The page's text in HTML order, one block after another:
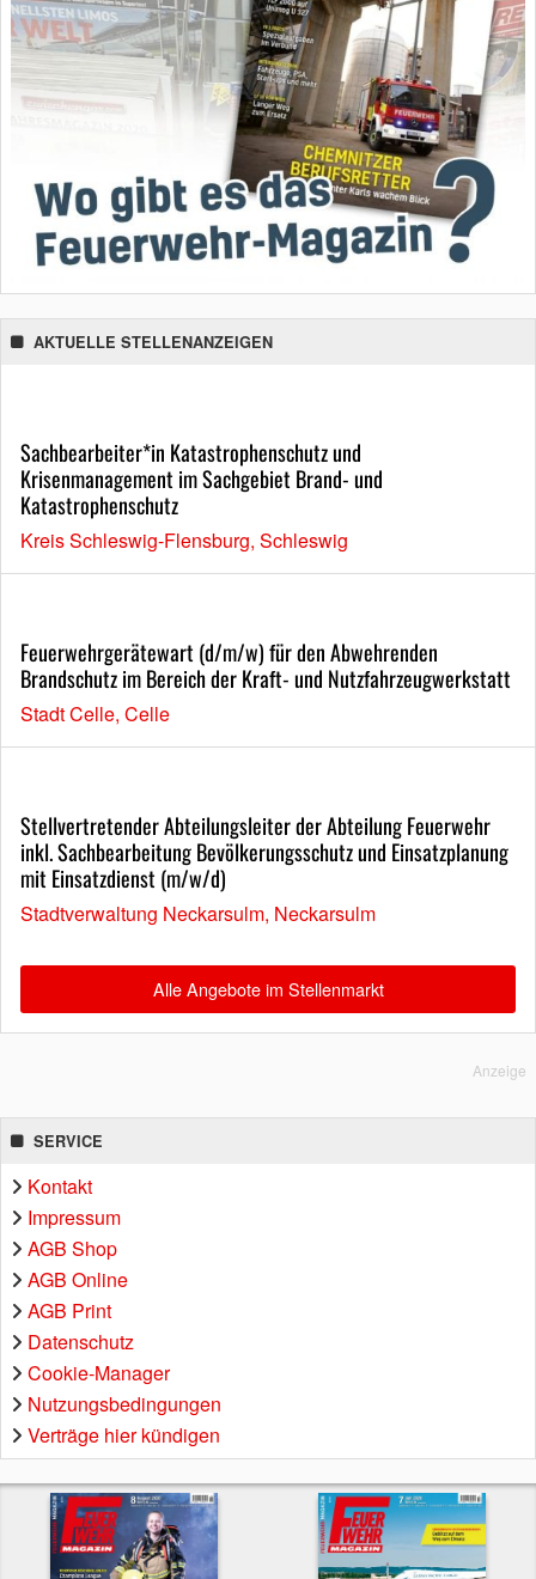
AKTUELLE STELLENANZEIGEN
Sachbearbeiter*in Katastrophenschutz und
Krisenmanagement im Sachgebiet Brand- und
Katastrophenschutz
Kreis Schleswig-Flensburg, Schleswig
Feuerwehrgerätewart (d/m/w) für den Abwehrenden
Brandschutz im Bereich der Kraft- und Nutzfahrzeugwerkstatt
Stadt Celle, Celle
Stellvertretender Abteilungsleiter der Abteilung Feuerwehr
inkl. Sachbearbeitung Bevölkerungsschutz und Einsatzplanung
mit Einsatzdienst (m/w/d)
Stadtverwaltung Neckarsulm, Neckarsulm
Alle Angebote im Stellenmarkt
Anzeige
SERVICE
Kontakt
Impressum
AGB Shop
AGB Online
AGB Print
Datenschutz
Cookie-Manager
Nutzungsbedingungen
Verträge hier kündigen